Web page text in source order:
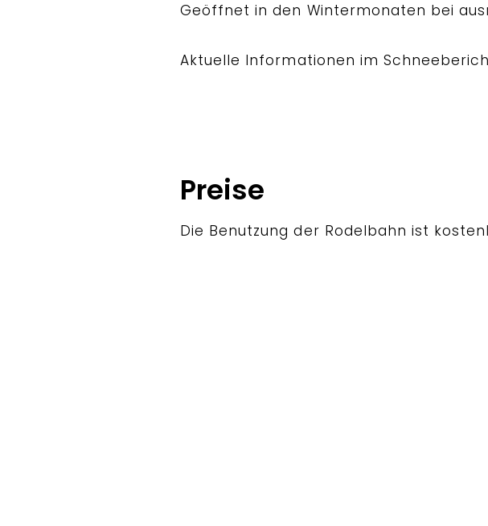
Geöffnet in den Wintermonaten bei
Aktuelle Informationen im
Preise
Die Benutzung der Rodelbahn ist